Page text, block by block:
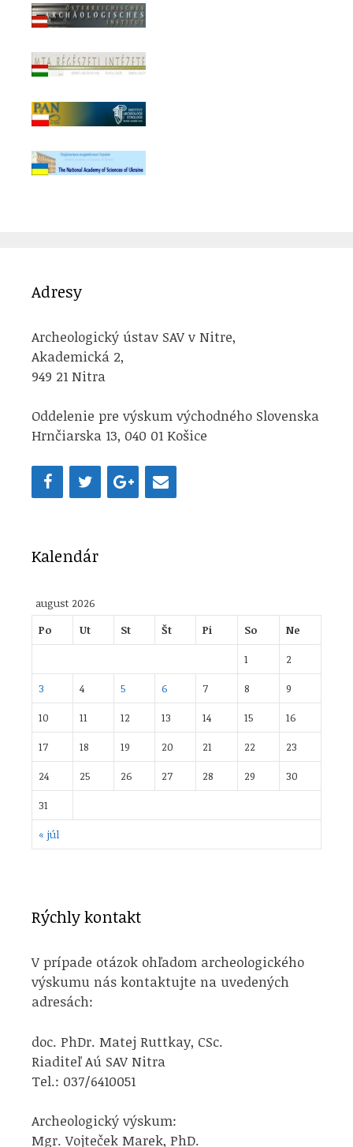
Adresy
Archeologický ústav SAV v Nitre,
Akademická 2,
949 21 Nitra
Oddelenie pre výskum východného Slovenska
Hrnčiarska 13, 040 01 Košice
Kalendár
august 2026
Po
Ut St Št Pi So Ne
« júl
1
2
3
4 5 6 7 8
9
10
11 12 13 14 15
16
17
18 19 20 21 22
23
24
25 26 27 28 29
30
31
Rýchly kontakt
V prípade otázok ohľadom archeologického
výskumu nás kontaktujte na uvedených
adresách:
doc. PhDr. Matej Ruttkay, CSc.
Riaditeľ Aú SAV Nitra
Tel.: 037/6410051
Archeologický výskum:
Mgr. Vojteček Marek, PhD.